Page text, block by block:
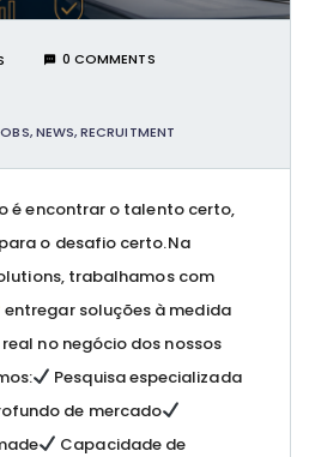
0 COMMENTS
,NEWS,RECRUITMENT
é encontrar o talento certo,
o desafio certo.Na
trabalhamos com
entregar soluções à medida
no negócio dos nossos
Pesquisa especializada
de mercado
Capacidade de